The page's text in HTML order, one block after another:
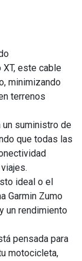
este cable
minimizando
terrenos
un suministro de
que todas las
ideal o el
Garmin Zumo
un rendimiento
pensada para
motocicleta,